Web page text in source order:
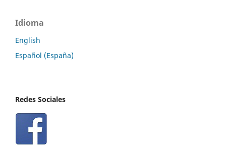
Idioma
English
Español (España)
Redes Sociales